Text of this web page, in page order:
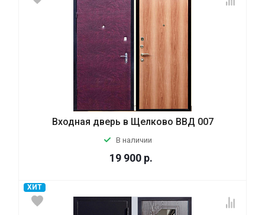
Входная дверь в Щелково ВВД 007
В наличии
19 900 р.
ХИТ